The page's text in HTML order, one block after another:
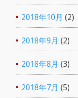
2018年10月 (2)
2018年9月 (2)
2018年8月 (3)
2018年7月 (5)